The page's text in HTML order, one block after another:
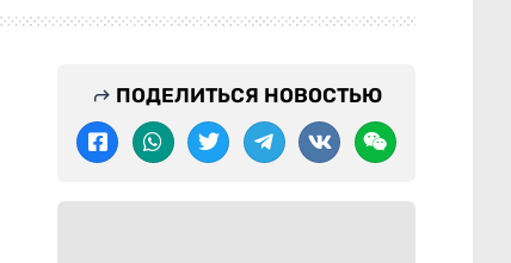
ПОДЕЛИТЬСЯ НОВОСТЬЮ